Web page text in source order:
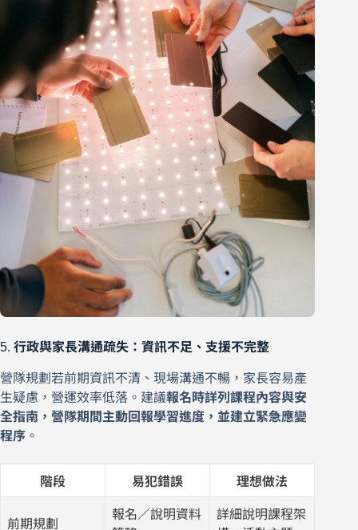
5. 行政與家長溝通疏失：資訊不足、支援不完整
營隊規劃若前期資訊不清、現場溝通不暢，家長容易產
生疑慮，營運效率低落。建議報名時詳列課程內容與安
全指南，營隊期間主動回報學習進度，並建立緊急應變
程序 。
階段 易犯錯誤 理想做法
前期規劃
報名／說明資料
詳細說明課程架